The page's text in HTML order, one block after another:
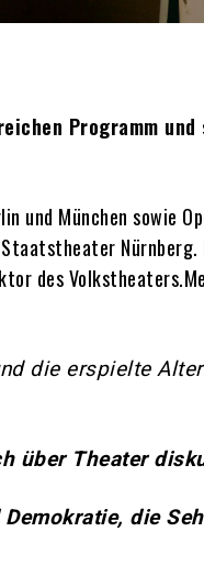
Programm und
und München sowie
Nürnberg.
des
die erspielte
über Theater
die